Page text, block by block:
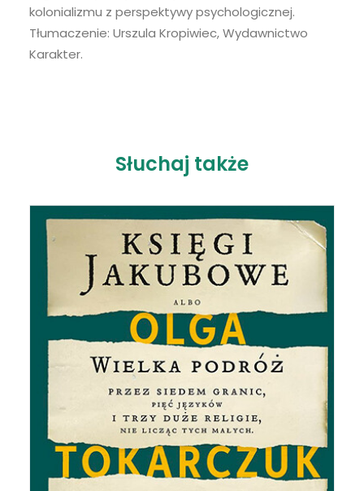
kolonializmu z perspektywy psychologicznej.
Tłumaczenie: Urszula Kropiwiec, Wydawnictwo
Karakter.
Słuchaj także